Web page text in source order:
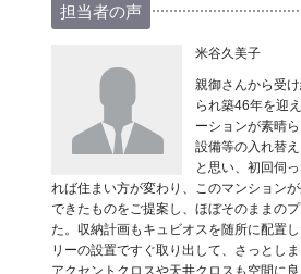
担当者の声
米谷久美子
親御さんから受
られ築46年を迎
ーションが素晴
設備等の入れ替
と思い、初回伺
れば住まい方が変わり、このマンション
できたものをご提案し、ほぼそのままの
た。収納計画もキュビオスを随所に配置
リーの設置ですぐ取り出して、さっとしま
アクセントクロスや天井クロスも空間に